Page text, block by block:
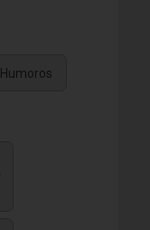
Humoros